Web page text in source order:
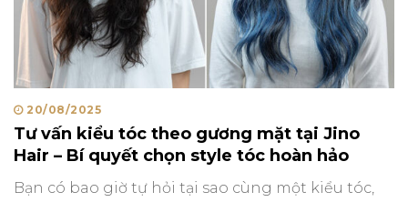
Posted
on
20/08/2025
Tư vấn kiểu tóc theo gương mặt tại Jino
Hair – Bí quyết chọn style tóc hoàn hảo
Bạn có bao giờ tự hỏi tại sao cùng một kiểu tóc,